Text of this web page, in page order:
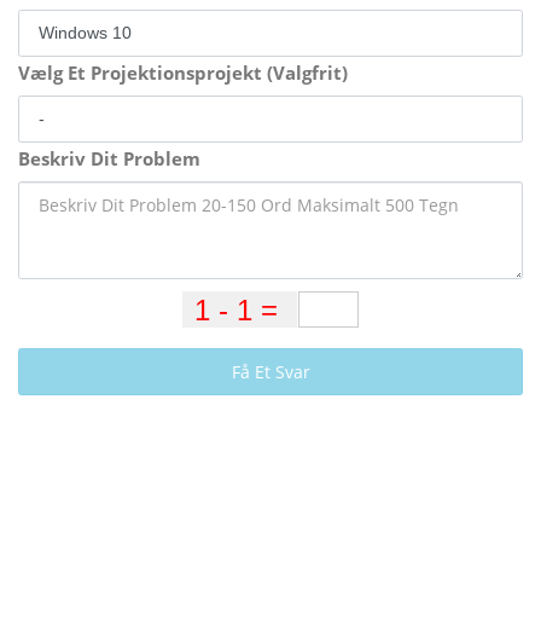
Vælg Et Projektionsprojekt (Valgfrit)
Beskriv Dit Problem
Få Et Svar